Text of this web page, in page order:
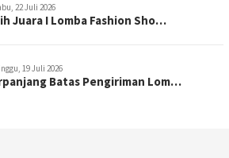
22 Juli 2026
Juara I Lomba Fashion Sho…
19 Juli 2026
Batas Pengiriman Lom…